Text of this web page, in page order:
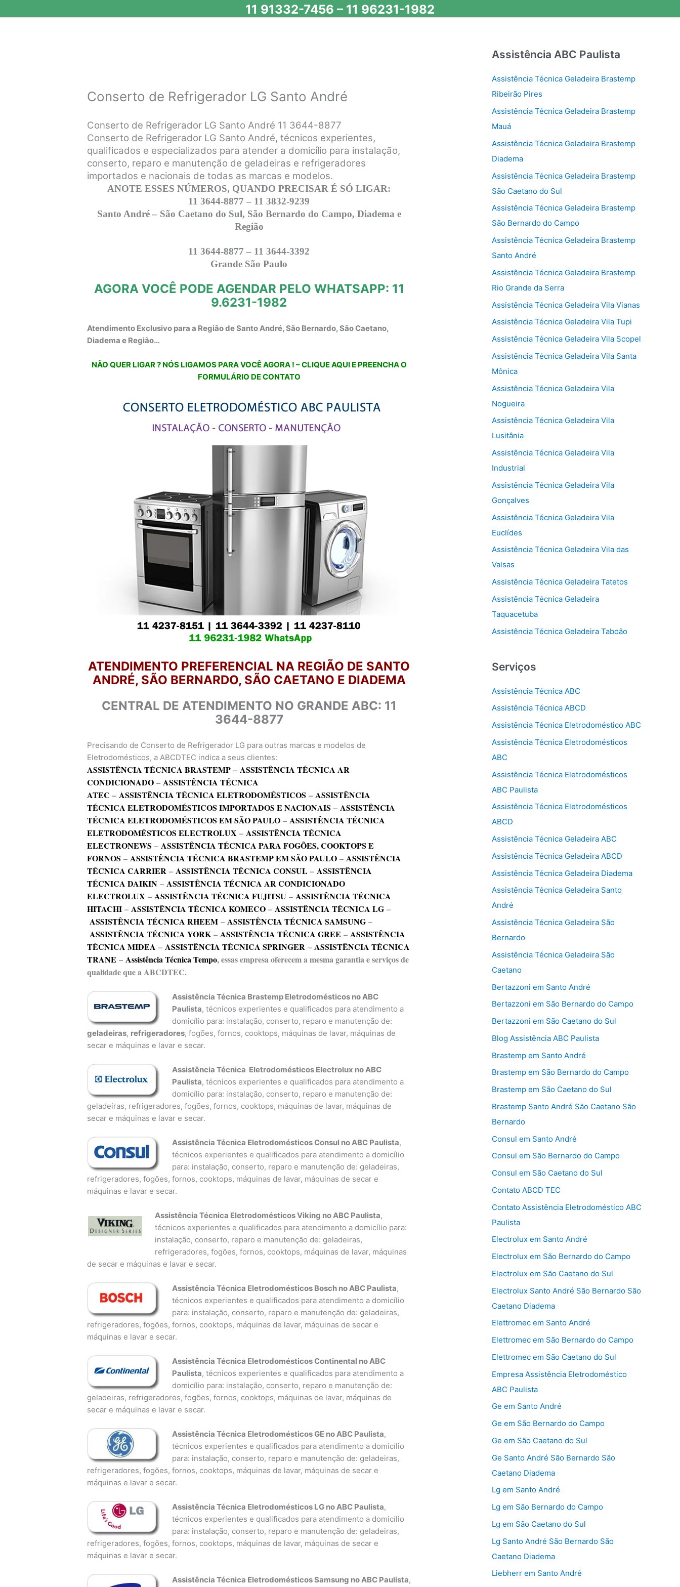
11 91332-7456 – 11 96231-1982
Conserto de Refrigerador LG Santo André
Conserto de Refrigerador LG Santo André 11 3644-8877
Conserto de Refrigerador LG Santo André, técnicos experientes,
qualificados e especializados para atender a domicílio para instalação,
conserto, reparo e manutenção de geladeiras e refrigeradores
importados e nacionais de todas as marcas e modelos.
ANOTE ESSES NÚMEROS, QUANDO PRECISAR É SÓ LIGAR:
11 3644-8877 – 11 3832-9239
Santo André – São Caetano do Sul, São Bernardo do Campo, Diadema e
Região
11 3644-8877 – 11 3644-3392
Grande São Paulo
AGORA VOCÊ PODE AGENDAR PELO WHATSAPP: 11
9.6231-1982
Atendimento Exclusivo para a Região de Santo André, São Bernardo, São Caetano,
Diadema e Região…
NÃO QUER LIGAR ? NÓS LIGAMOS PARA VOCÊ AGORA ! – CLIQUE AQUI E PREENCHA O
FORMULÁRIO DE CONTATO
ATENDIMENTO PREFERENCIAL NA REGIÃO DE SANTO
ANDRÉ, SÃO BERNARDO, SÃO CAETANO E DIADEMA
CENTRAL DE ATENDIMENTO NO GRANDE ABC: 11
3644-8877
Precisando de Conserto de Refrigerador LG para outras marcas e modelos de
Eletrodomésticos, a ABCDTEC indica a seus clientes:
ASSISTÊNCIA TÉCNICA BRASTEMP –ASSISTÊNCIA TÉCNICA AR
CONDICIONADO –ASSISTÊNCIA TÉCNICA
ATEC –ASSISTÊNCIA TÉCNICA ELETRODOMÉSTICOS –ASSISTÊNCIA
TÉCNICA ELETRODOMÉSTICOS IMPORTADOS E NACIONAIS –ASSISTÊNCIA
TÉCNICA ELETRODOMÉSTICOS EM SÃO PAULO –ASSISTÊNCIA TÉCNICA
ELETRODOMÉSTICOS ELECTROLUX –ASSISTÊNCIA TÉCNICA
ELECTRONEWS –ASSISTÊNCIA TÉCNICA PARA FOGÕES, COOKTOPS E
FORNOS –ASSISTÊNCIA TÉCNICA BRASTEMP EM SÃO PAULO –ASSISTÊNCIA
TÉCNICA CARRIER –ASSISTÊNCIA TÉCNICA CONSUL –ASSISTÊNCIA
TÉCNICA DAIKIN –ASSISTÊNCIA TÉCNICA AR CONDICIONADO
ELECTROLUX –ASSISTÊNCIA TÉCNICA FUJITSU –ASSISTÊNCIA TÉCNICA
HITACHI –ASSISTÊNCIA TÉCNICA KOMECO –ASSISTÊNCIA TÉCNICA LG –
ASSISTÊNCIA TÉCNICA RHEEM –ASSISTÊNCIA TÉCNICA SAMSUNG –
ASSISTÊNCIA TÉCNICA YORK–ASSISTÊNCIA TÉCNICA GREE –ASSISTÊNCIA
TÉCNICA MIDEA –ASSISTÊNCIA TÉCNICA SPRINGER –ASSISTÊNCIA TÉCNICA
TRANE –Assistência Técnica Tempo, essas empresa oferecem a mesma garantia e serviços de
qualidade que a ABCDTEC.
Assistência Técnica Brastemp Eletrodomésticos no ABC
Paulista, técnicos experientes e qualificados para atendimento a
domicílio para: instalação, conserto, reparo e manutenção de:
geladeiras, refrigeradores, fogões, fornos, cooktops, máquinas de lavar, máquinas de
secar e máquinas e lavar e secar.
Assistência Técnica Eletrodomésticos Electrolux no ABC
Paulista, técnicos experientes e qualificados para atendimento a
domicílio para: instalação, conserto, reparo e manutenção de:
geladeiras, refrigeradores, fogões, fornos, cooktops, máquinas de lavar, máquinas de
secar e máquinas e lavar e secar.
Assistência Técnica Eletrodomésticos Consul no ABC Paulista,
técnicos experientes e qualificados para atendimento a domicílio
para: instalação, conserto, reparo e manutenção de: geladeiras,
refrigeradores, fogões, fornos, cooktops, máquinas de lavar, máquinas de secar e
máquinas e lavar e secar.
Assistência Técnica Eletrodomésticos Viking no ABC Paulista,
técnicos experientes e qualificados para atendimento a domicílio para:
instalação, conserto, reparo e manutenção de: geladeiras,
refrigeradores, fogões, fornos, cooktops, máquinas de lavar, máquinas
de secar e máquinas e lavar e secar.
Assistência Técnica Eletrodomésticos Bosch no ABC Paulista,
técnicos experientes e qualificados para atendimento a domicílio
para: instalação, conserto, reparo e manutenção de: geladeiras,
refrigeradores, fogões, fornos, cooktops, máquinas de lavar, máquinas de secar e
máquinas e lavar e secar.
Assistência Técnica Eletrodomésticos Continental no ABC
Paulista, técnicos experientes e qualificados para atendimento a
domicílio para: instalação, conserto, reparo e manutenção de:
geladeiras, refrigeradores, fogões, fornos, cooktops, máquinas de lavar, máquinas de
secar e máquinas e lavar e secar.
Assistência Técnica Eletrodomésticos GE no ABC Paulista,
técnicos experientes e qualificados para atendimento a domicílio
para: instalação, conserto, reparo e manutenção de: geladeiras,
refrigeradores, fogões, fornos, cooktops, máquinas de lavar, máquinas de secar e
máquinas e lavar e secar.
Assistência Técnica Eletrodomésticos LG no ABC Paulista,
técnicos experientes e qualificados para atendimento a domicílio
para: instalação, conserto, reparo e manutenção de: geladeiras,
refrigeradores, fogões, fornos, cooktops, máquinas de lavar, máquinas de secar e
máquinas e lavar e secar.
Assistência Técnica Eletrodomésticos Samsung no ABC Paulista,
Assistência ABC Paulista
Assistência Técnica Geladeira Brastemp
Ribeirão Pires
Assistência Técnica Geladeira Brastemp
Mauá
Assistência Técnica Geladeira Brastemp
Diadema
Assistência Técnica Geladeira Brastemp
São Caetano do Sul
Assistência Técnica Geladeira Brastemp
São Bernardo do Campo
Assistência Técnica Geladeira Brastemp
Santo André
Assistência Técnica Geladeira Brastemp
Rio Grande da Serra
Assistência Técnica Geladeira Vila Vianas
Assistência Técnica Geladeira Vila Tupi
Assistência Técnica Geladeira Vila Scopel
Assistência Técnica Geladeira Vila Santa
Mônica
Assistência Técnica Geladeira Vila
Nogueira
Assistência Técnica Geladeira Vila
Lusitânia
Assistência Técnica Geladeira Vila
Industrial
Assistência Técnica Geladeira Vila
Gonçalves
Assistência Técnica Geladeira Vila
Euclídes
Assistência Técnica Geladeira Vila das
Valsas
Assistência Técnica Geladeira Tatetos
Assistência Técnica Geladeira
Taquacetuba
Assistência Técnica Geladeira Taboão
Serviços
Assistência Técnica ABC
Assistência Técnica ABCD
Assistência Técnica Eletrodoméstico ABC
Assistência Técnica Eletrodomésticos
ABC
Assistência Técnica Eletrodomésticos
ABC Paulista
Assistência Técnica Eletrodomésticos
ABCD
Assistência Técnica Geladeira ABC
Assistência Técnica Geladeira ABCD
Assistência Técnica Geladeira Diadema
Assistência Técnica Geladeira Santo
André
Assistência Técnica Geladeira São
Bernardo
Assistência Técnica Geladeira São
Caetano
Bertazzoni em Santo André
Bertazzoni em São Bernardo do Campo
Bertazzoni em São Caetano do Sul
Blog Assistência ABC Paulista
Brastemp em Santo André
Brastemp em São Bernardo do Campo
Brastemp em São Caetano do Sul
Brastemp Santo André São Caetano São
Bernardo
Consul em Santo André
Consul em São Bernardo do Campo
Consul em São Caetano do Sul
Contato ABCD TEC
Contato Assistência Eletrodoméstico ABC
Paulista
Electrolux em Santo André
Electrolux em São Bernardo do Campo
Electrolux em São Caetano do Sul
Electrolux Santo André São Bernardo São
Caetano Diadema
Elettromec em Santo André
Elettromec em São Bernardo do Campo
Elettromec em São Caetano do Sul
Empresa Assistência Eletrodoméstico
ABC Paulista
Ge em Santo André
Ge em São Bernardo do Campo
Ge em São Caetano do Sul
Ge Santo André São Bernardo São
Caetano Diadema
Lg em Santo André
Lg em São Bernardo do Campo
Lg em São Caetano do Sul
Lg Santo André São Bernardo São
Caetano Diadema
Liebherr em Santo André